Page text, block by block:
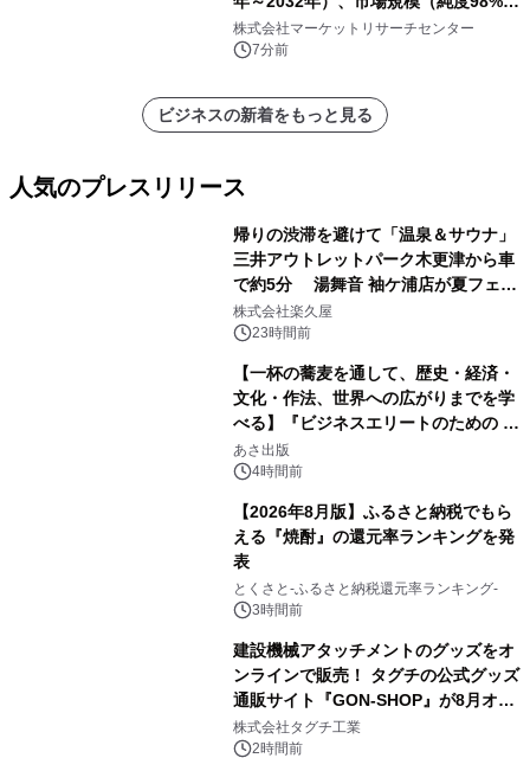
上、純度60%以上）・分析レポートを
発表
株式会社マーケットリサーチセンター
7分前
ビジネスの新着をもっと見る
人気のプレスリリース
帰りの渋滞を避けて「温泉＆サウナ」
三井アウトレットパーク木更津から車
で約5分 湯舞音 袖ケ浦店が夏フェア
メニューを提供
株式会社楽久屋
23時間前
【一杯の蕎麦を通して、歴史・経済・
文化・作法、世界への広がりまでを学
べる】『ビジネスエリートのための 教
養としての蕎麦』2026年8月25日
（火）発売
あさ出版
4時間前
【2026年8月版】ふるさと納税でもら
える『焼酎』の還元率ランキングを発
表
とくさと-ふるさと納税還元率ランキング-
3時間前
建設機械アタッチメントのグッズをオ
ンラインで販売！ タグチの公式グッズ
通販サイト『GON-SHOP』が8月オー
プン
株式会社タグチ工業
2時間前